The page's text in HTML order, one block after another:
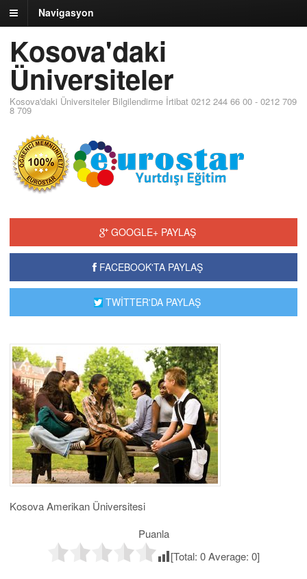
Navigasyon
Kosova'daki
Üniversiteler
Kosova'daki Üniversiteler Bilgilendirme İrtibat 0212 244 66 00 - 0212 709
8 709
GOOGLE+ PAYLAŞ
FACEBOOK'TA PAYLAŞ
TWİTTER'DA PAYLAŞ
Kosova Amerikan Üniversitesi
Puanla
[Total: 0Average: 0]